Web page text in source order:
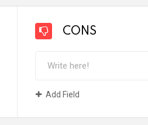
CONS
Add Field